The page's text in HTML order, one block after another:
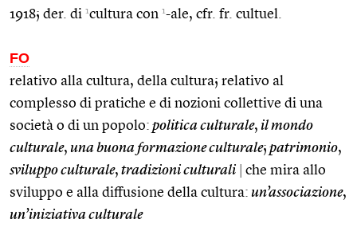
1918; der. di 1cultura con 1-ale, cfr. fr. cultuel.
FO
relativo alla cultura, della cultura; relativo al
complesso di pratiche e di nozioni collettive di una
società o di un popolo: politica culturale, il mondo
culturale, una buona formazione culturale; patrimonio,
sviluppo culturale, tradizioni culturali
che mira allo
sviluppo e alla diffusione della cultura: un’associazione,
un’iniziativa culturale